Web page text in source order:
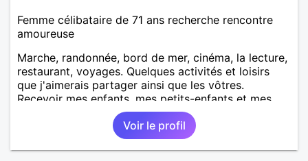
Femme célibataire de 71 ans recherche rencontre
amoureuse
Marche, randonnée, bord de mer, cinéma, la lecture,
restaurant, voyages. Quelques activités et loisirs
que j'aimerais partager ainsi que les vôtres.
Recevoir mes enfants, mes petits-enfants et mes
amis. Bénévolat auprès des enfants à l’école, pour le
cinéma indépendant... Se rencontrer, être à l’écoute,
échanger avec une personne de confiance, pour une
vie de partage, de tendresse. Les voyages et où
Voir le profil